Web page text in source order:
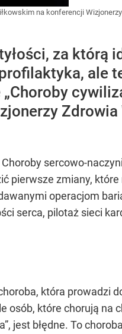
na konferencji
za którą
ale
Zdrowia
sercowo-
pierwsze zmiany,
operacjom
serca, pilotaż sieci
która prowadzi
osób, które chorują na
jest błędne. To